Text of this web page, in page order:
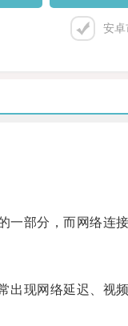
安卓
部分，而网络连接
现网络延迟、视频